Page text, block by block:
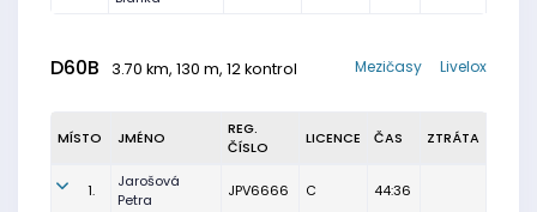
D60B 3.70 km, 130 m, 12 kontrol Livelox
Mezičasy
MÍSTO JMÉNO
REG.
ČÍSLO
LICENCE ČAS ZTRÁTA
1.
Jarošová
Petra
JPV6666 C 44:36